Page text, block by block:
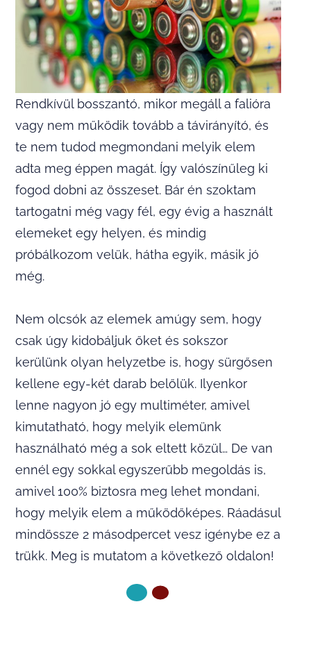
Rendkívül bosszantó, mikor megáll a falióra
vagy nem működik tovább a távirányító, és
te nem tudod megmondani melyik elem
adta meg éppen magát. Így valószínűleg ki
fogod dobni az összeset. Bár én szoktam
tartogatni még vagy fél, egy évig a használt
elemeket egy helyen, és mindig
próbálkozom velük, hátha egyik, másik jó
még.
Nem olcsók az elemek amúgy sem, hogy
csak úgy kidobáljuk őket és sokszor
kerülünk olyan helyzetbe is, hogy sürgősen
kellene egy-két darab belőlük. Ilyenkor
lenne nagyon jó egy multiméter, amivel
kimutatható, hogy melyik elemünk
használható még a sok eltett közül… De van
ennél egy sokkal egyszerűbb megoldás is,
amivel 100% biztosra meg lehet mondani,
hogy melyik elem a működőképes. Ráadásul
mindössze 2 másodpercet vesz igénybe ez a
trükk. Meg is mutatom a következő oldalon!